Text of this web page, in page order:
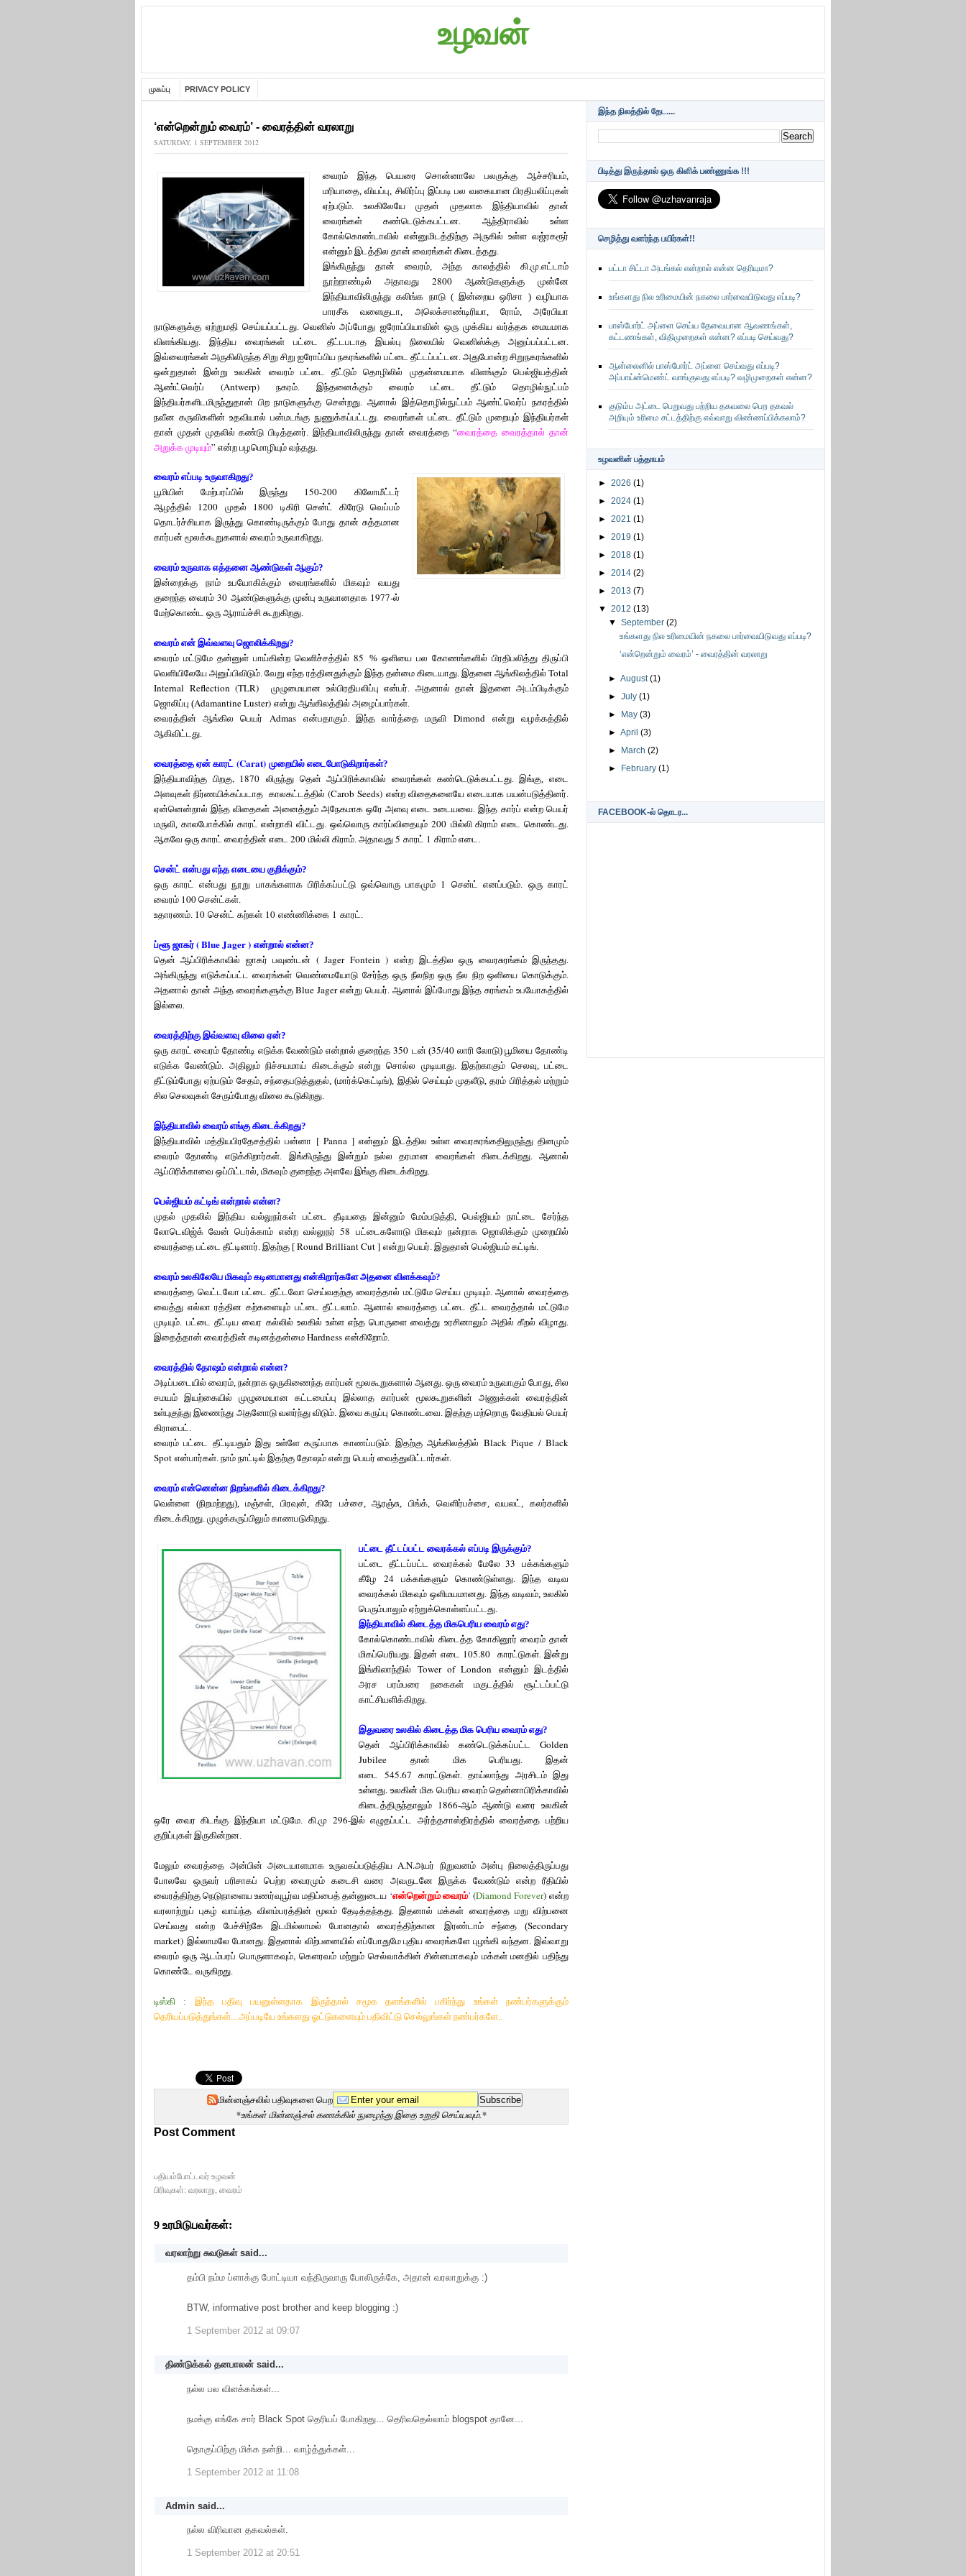
உழவன்
முகப்பு PRIVACY POLICY
இந்த நிலத்தில் தேட....
பிடித்து இருந்தால் ஒரு கிளிக் பண்ணுங்க !!!
செழித்து வளர்ந்த பயிர்கள்!!
பட்டா சிட்டா அடங்கல் என்றால் என்ன தெரியுமா?
உங்களது நில உரிமையின் நகலை பார்வையிடுவது எப்படி?
பாஸ்போர்ட் அப்ளை செய்ய தேவையான ஆவணங்கள்,
கட்டணங்கள், விதிமுறைகள் என்ன? எப்படி செய்வது?
ஆன்லைனில் பாஸ்போர்ட் அப்ளை செய்வது எப்படி?
அப்பாய்ன்மெண்ட் வாங்குவது எப்படி? வழிமுறைகள் என்ன?
குடும்ப அட்டை பெறுவது பற்றிய தகவலை பெற தகவல்
அறியும் உரிமை சட்டத்திற்கு எவ்வாறு விண்ணப்பிக்கலாம்?
உழவனின் பத்தாயம்
► 2026 (1)
► 2024 (1)
► 2021 (1)
► 2019 (1)
► 2018 (1)
► 2014 (2)
► 2013 (7)
▼ 2012 (13)
▼September(2)
உங்களது நில உரிமையின் நகலை பார்வையிடுவது எப்படி?
‘என்றென்றும் வைரம்’ - வைரத்தின் வரலாறு
►August(1)
►July(1)
►
May(3)
►April(3)
►
March(2)
►
February(1)
FACEBOOK-ல் தொடர...
‘என்றென்றும் வைரம்’ - வைரத்தின் வரலாறு
SATURDAY, 1 SEPTEMBER 2012
வைரம் இந்த பெயரை சொன்னாலே பலருக்கு ஆச்சரியம்,
மரியாதை, வியப்பு, சிலிர்ப்பு இப்படி பல வகையான பிரதிபலிப்புகள்
ஏற்படும். உலகிலேயே முதன் முதலாக இந்தியாவில் தான்
வைரங்கள் கண்டெடுக்கபட்டன. ஆந்திராவில் உள்ள
கோல்கொண்டாவில் என்னுமிடத்திற்கு அருகில் உள்ள வஜ்ரகரூர்
என்னும் இடத்தில தான் வைரங்கள்கிடைத்தது.
இங்கிருந்து தான் வைரம், அந்த காலத்தில் கி.மு.எட்டாம்
நூற்றாண்டில் அதாவது 2800ஆண்டுகளுக்கு முன்னே
இந்தியாவிலிருந்து கலிங்க நாடு ( இன்றைய ஒரிசா ) வழியாக
பாரசீக வளைகுடா, அலெக்சாண்டிரியா, ரோம், அரேபியா
நாடுகளுக்கு ஏற்றுமதி செய்யப்பட்டது. வெனிஸ் அப்போது ஐரோப்பியாவின் ஒரு முக்கிய வர்த்தக மையமாக
விளங்கியது. இந்திய வைரங்கள் பட்டை தீட்டபடாத இயல்பு நிலையில் வெனிஸ்க்கு அனுப்பப்பட்டன.
இவ்வைரங்கள் அருகிலிருந்த சிறு சிறு ஐரோப்பிய நகரங்களில் பட்டை தீட்டப்பட்டன. அதுபோன்ற சிறுநகரங்களில்
ஒன்றுதான் இன்று உலகின் வைரம் பட்டை தீட்டும் தொழிலில் முதன்மையாக விளங்கும் பெல்ஜியத்தின்
ஆண்ட்வெர்ப் (Antwerp)நகரம். இந்தனைக்கும் வைரம் பட்டை தீட்டும் தொழில்நுட்பம்
இந்தியர்களிடமிருந்துதான் பிற நாடுகளுக்கு சென்றது. ஆனால் இத்தொழில்நுட்பம் ஆண்ட்வெர்ப் நகரத்தில்
நவீன கருவிகளின் உதவியால் பன்மடங்கு நுணுக்கப்பட்டது. வைரங்கள் பட்டை தீட்டும் முறையும் இந்தியர்கள்
தான் முதன் முதலில் கண்டு பிடித்தனர். இந்தியாவிலிருந்து தான் வைரத்தை“வைரத்தை வைரத்தால் தான்
அறுக்க முடியும்” என்ற பழமொழியும் வந்தது.
வைரம் எப்படி உருவாகிறது?
பூமியின் மேற்பரப்பில் இருந்து 150-200
கிலோமீட்டர்
ஆழத்தில் 1200 முதல் 1800
டிகிரி சென்ட் கிரேடு வெப்பம்
தொடர்ச்சியாக இருந்து கொண்டிருக்கும் போது தான் சுத்தமான
கார்பன் மூலக்கூறுகளால் வைரம் உருவாகிறது.
வைரம் உருவாக எத்தனை ஆண்டுகள் ஆகும்?
இன்றைக்கு நாம் உபயோகிக்கும் வைரங்களில் மிகவும் வயது
குறைந்த வைரம் 30 ஆண்டுகளுக்கு முன்பு உருவானதாக 1977-ல்
மேற்கொண்ட ஒரு ஆராய்ச்சி கூறுகிறது.
வைரம் என் இவ்வளவு ஜொலிக்கிறது?
வைரம் மட்டுமே தன்னுள் பாய்கின்ற வெளிச்சத்தில்85 % ஒளியை பல கோணங்களில் பிரதிபலித்து திருப்பி
வெளியிலேயே அனுப்பிவிடும். வேறு எந்த ரத்தினதுக்கும் இந்த தன்மை கிடையாது. இதனை ஆங்கிலத்தில் Total
Internal Reflection (TLR) முழுமையான உல்பிரதிபலிப்பு என்பர். அதனால் தான் இதனை அடம்பிடிக்கும்
ஜொலிப்பு (Adamantine Luster) என்று ஆங்கிலத்தில் அழைப்பார்கள்.
வைரத்தின் ஆங்கில பெயர் Admas என்பதாகும். இந்த வார்த்தை மருவி Dimond
என்று வழக்கத்தில்
ஆகிவிட்டது.
வைரத்தை ஏன் காரட் (Carat) முறையில் எடைபோடுகிறார்கள்?
இந்தியாவிற்கு பிறகு, 1870லிருந்து தென் ஆப்பிரிக்காவில் வைரங்கள் கண்டெடுக்கபட்டது. இங்கு, எடை
அளவுகள் நிர்ணயிக்கப்படாத காலகட்டத்தில் (Carob Seeds) என்ற விதைகளையே எடையாக பயன்படுத்தினர்.
ஏன்னென்றால் இந்த விதைகள் அனைத்தும் அநேகமாக ஒரே அளவு எடை உடையவை. இந்த கார்ப் என்ற பெயர்
மருவி, காலபோக்கில் காரட் என்றாகி விட்டது. ஒவ்வொரு கார்ப்விதையும் 200 மில்லி கிராம் எடை கொண்டது.
ஆகவே ஒரு காரட் வைரத்தின் எடை 200 மில்லி கிராம். அதாவது 5 காரட் 1 கிராம் எடை.
சென்ட் என்பது எந்த எடையை குறிக்கும்?
ஒரு காரட் என்பது நூறு பாகங்களாக பிரிக்கப்பட்டு ஒவ்வொரு பாகமும் 1 சென்ட் எனப்படும். ஒரு காரட்
வைரம் 100 சென்ட்கள்.
உதாரணம். 10 சென்ட் கற்கள் 10 எண்ணிக்கை 1 காரட்.
ப்ளூ ஜாகர் ( Blue Jager ) என்றால் என்ன?
தென் ஆப்பிரிக்காவில் ஜாகர் பவுண்டன் ( Jager Fontein )என்ற இடத்தில ஒரு வைரசுரங்கம் இருந்தது.
அங்கிருந்து எடுக்கப்பட்ட வைரங்கள் வெண்மையோடு சேர்ந்த ஒரு நீலநிற ஒரு நீல நிற ஒளியை கொடுக்கும்.
அதனால் தான் அந்த வைரங்களுக்குBlue Jagerஎன்று பெயர். ஆனால் இப்போது இந்த சுரங்கம் உபயோகத்தில்
இல்லை.
வைரத்திற்கு இவ்வளவு விலை ஏன்?
ஒரு காரட் வைரம் தோண்டி எடுக்க வேண்டும் என்றால் குறைந்த350 டன் (35/40 லாரி லோடு) பூமியை தோண்டி
எடுக்க வேண்டும். அதிலும் நிச்சயமாய் கிடைக்கும் என்று சொல்ல முடியாது. இதற்காகும் செலவு, பட்டை
தீட்டும்போது ஏற்படும் சேதம், சந்தைபடுத்துதல், (மார்க்கெட்டிங்), இதில் செய்யும் முதலீடு, தரம் பிரித்தல் மற்றும்
சில செலவுகள் சேரும்போது விலை கூடுகிறது.
இந்தியாவில் வைரம் எங்கு கிடைக்கிறது?
இந்தியாவில் மத்தியபிரதேசத்தில் பன்னா [ Panna ]என்னும் இடத்தில உள்ள வைரசுரங்கதிலுருந்து தினமும்
வைரம் தோண்டி எடுக்கிறார்கள். இங்கிருந்து இன்றும் நல்ல தரமான வைரங்கள் கிடைக்கிறது. ஆனால்
ஆப்பிரிக்காவை ஒப்பிட்டால், மிகவும் குறைந்த அளவே இங்கு கிடைக்கிறது.
பெல்ஜியம் கட்டிங் என்றால் என்ன?
முதல் முதலில் இந்திய வல்லுநர்கள் பட்டை தீடியதை இன்னும் மேம்படுத்தி, பெல்ஜியம் நாட்டை சேர்ந்த
லோடெவிஜ்க் வேன் பெர்க்காம் என்ற வல்லுநர் 58பட்டைகளோடு மிகவும் நன்றாக ஜொலிக்கும் முறையில்
வைரத்தை பட்டை தீட்டினார். இதற்கு [ Round Brilliant Cut ] என்று பெயர். இதுதான் பெல்ஜியம் கட்டிங்.
வைரம் உலகிலேயே மிகவும் கடினமானது என்கிறார்களே அதனை விளக்கவும்?
வைரத்தை வெட்டவோ பட்டை தீட்டவோ செய்வதற்கு வைரத்தால் மட்டுமே செய்ய முடியும். ஆனால் வைரத்தை
வைத்து எல்லா ரத்தின கற்களையும் பட்டை தீட்டலாம். ஆனால் வைரத்தை பட்டை தீட்ட வைரத்தால் மட்டுமே
முடியும். பட்டை தீட்டிய வைர கல்லில் உலகில் உள்ள எந்த பொருளை வைத்து உரசினாலும் அதில் கீறல் விழாது.
இதைத்தான் வைரத்தின் கடினத்தன்மை Hardness என்கிறோம்.
வைரத்தில் தோஷம் என்றால் என்ன?
அடிப்படையில் வைரம், நன்றாக ஒருகிணைந்த கார்பன் மூலகூறுகளால் ஆனது. ஒரு வைரம் உருவாகும் போது, சில
சமயம் இயற்கையில் முழுமையான கட்டமைப்பு இல்லாத கார்பன் மூலகூறுகளின் அணுக்கள் வைரத்தின்
உள்புகுந்து இணைந்து அதனோடு வளர்ந்து விடும். இவை கருப்பு கொண்டவை. இதற்கு மற்றொரு வேதியல் பெயர்
கிராபைட்.
வைரம் பட்டை தீட்டியதும் இது உள்ளே கருப்பாக காணப்படும். இதற்கு ஆங்கிலத்தில் Black Pique / Black
Spot என்பார்கள். நாம் நாட்டில் இதற்கு தோஷம் என்று பெயர் வைத்துவிட்டார்கள்.
வைரம் என்னென்ன நிறங்களில் கிடைக்கிறது?
வெள்ளை (நிறமற்றது), மஞ்சள், பிரவுன், கிரே பச்சை, ஆரஞ்சு, பிங்க், வெளிர்பச்சை, வயலட், கலர்களில்
கிடைக்கிறது. முழுக்கருப்பிலும் காணபடுகிறது.
பட்டை தீட்டப்பட்ட வைரக்கல் எப்படி இருக்கும்?
பட்டை தீட்டப்பட்ட வைரக்கல் மேலே33 பக்கங்களும்
கீழே 24பக்கங்களும் கொண்டுள்ளது. இந்த வடிவ
வைரக்கல் மிகவும் ஒளிமயமானது. இந்த வடிவம், உலகில்
பெரும்பாலும் ஏற்றுக்கொள்ளப்பட்டது.
இந்தியாவில் கிடைத்த மிகபெரிய வைரம் எது?
கோல்கொண்டாவில் கிடைத்த கோகினூர் வைரம் தான்
மிகப்பெரியது. இதன் எடை 105.80
காரட்டுகள். இன்று
இங்கிலாந்தில் Tower of London
என்னும் இடத்தில்
அரச பரம்பரை நகைகள் மகுடத்தில் சூட்டப்பட்டு
காட்சியளிக்கிறது.
இதுவரை உலகில் கிடைத்த மிக பெரிய வைரம் எது?
தென் ஆப்பிரிக்காவில் கண்டெடுக்கப்பட்ட Golden
Jubilee
தான் மிக பெரியது. இதன்
எடை 545.67
காரட்டுகள். தாய்லாந்து அரசிடம் இது
உள்ளது.உலகின் மிக பெரிய வைரம் தென்னாபிரிக்காவில்
கிடைத்திருந்தாலும் 1866-ஆம் ஆண்டு வரை உலகின்
ஒரே வைர கிடங்கு இந்தியா மட்டுமே. கி.மு 296-இல் எழுதப்பட்ட அர்த்தசாஸ்திரத்தில் வைரத்தை பற்றிய
குறிப்புகள் இருகின்றன.
மேலும் வைரத்தை அன்பின் அடையாளமாக உருவகப்படுத்தியA.N.அயர் நிறுவனம் அன்பு நிலைத்திருப்பது
போலவே ஒருவர் பரிசாகப் பெற்ற வைரமும் கடைசி வரை அவருடனே இருக்க வேண்டும்
என்ற ரீதியில்
வைரத்திற்கு நெடுநாளைய உணர்வுபூர்வ மதிப்பைத் தன்னுடைய ‘என்றென்றும் வைரம்’ (Diamond Forever)என்ற
வரலாற்றுப் புகழ் வாய்ந்த விளம்பரத்தின் மூலம் தேடித்தந்தது. இதனால் மக்கள் வைரத்தை மறு விற்பனை
செய்வது என்ற பேச்சிற்கே இடமில்லாமல் போனதால் வைரத்திற்கான இரண்டாம் சந்தை (Secondary
market) இல்லாமலே போனது. இதனால் விற்பனையில் எப்போதுமே புதிய வைரங்களே புழங்கி வந்தன.இவ்வாறு
வைரம் ஒரு ஆடம்பரப் பொருளாகவும்,கெளரவம் மற்றும் செல்வாக்கின் சின்னமாகவும் மக்கள் மனதில் பதிந்து
கொண்டே வருகிறது.
டிஸ்கி :
இந்த பதிவு பயனுள்ளதாக இருந்தால் சமூக தளங்களில் பகிர்ந்து உங்கள் நண்பர்களுக்கும்
தெரியப்படுத்துங்கள்....அப்படியே உங்களது ஓட்டுகளையும் பதிவிட்டு செல்லுங்கள் நண்பர்களே..
மின்னஞ்சலில் பதிவுகளை பெற
*உங்கள் மின்னஞ்சல் கணக்கில் நுழைந்து இதை உறுதி செய்யவும்.*
Post Comment
பதியம்போட்டவர் உழவன்
பிரிவுகள்: வரலாறு வைரம்
9 உரமிடுபவர்கள்:
வரலாற்று சுவடுகள்said...
தம்பி நம்ம ப்ளாக்கு போட்டியா வந்திருவாரு போலிருக்கே, அதான் வரலாறுக்கு :)
BTW, informative post brother and keep blogging :)
1 September 2012 at 09:07
திண்டுக்கல் தனபாலன் said...
நல்ல பல விளக்கங்கள்...
நமக்கு எங்கே சார் Black Spot தெரியப் போகிறது... தெரிவதெல்லாம் blogspot தானே...
தொகுப்பிற்கு மிக்க நன்றி... வாழ்த்துக்கள்...
1 September 2012 at 11:08
Admin said...
நல்ல விரிவான தகவல்கள்.
1 September 2012 at 20:51